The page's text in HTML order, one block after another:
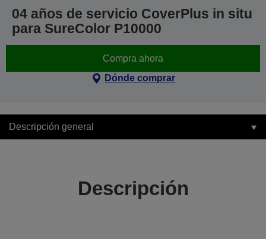
04 años de servicio CoverPlus in situ
para SureColor P10000
Compra ahora
Dónde comprar
Descripción general
Descripción